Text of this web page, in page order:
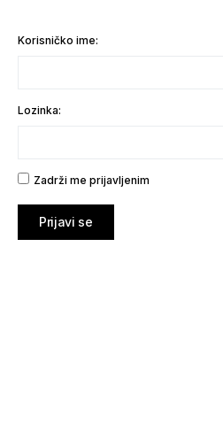
Korisničko ime:
Lozinka:
Zadrži me prijavljenim
Prijavi se